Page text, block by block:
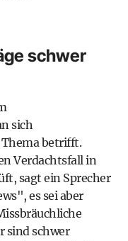
schwer
sich
betrifft.
Verdachtsfall in
sagt ein Sprecher
es sei aber
sind schwer